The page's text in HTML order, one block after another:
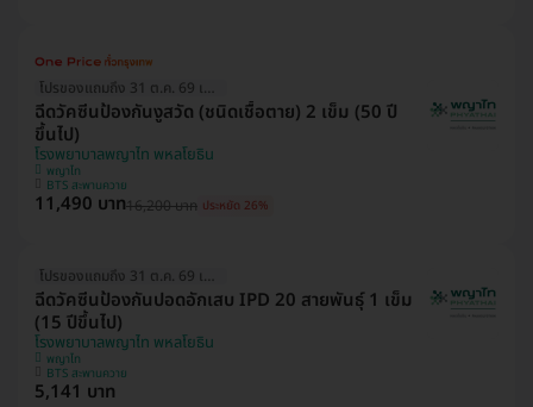
โปรของแถมถึง 31 ต.ค. 69 เท่านั้น!
ฉีดวัคซีนป้องกันงูสวัด (ชนิดเชื้อตาย) 2 เข็ม (50 ปี
ขึ้นไป)
โรงพยาบาลพญาไท พหลโยธิน
พญาไท
BTS สะพานควาย
11,490 บาท16,200 บาท ประหยัด 26%
โปรของแถมถึง 31 ต.ค. 69 เท่านั้น!
ฉีดวัคซีนป้องกันปอดอักเสบ IPD 20 สายพันธุ์ 1 เข็ม
(15 ปีขึ้นไป)
โรงพยาบาลพญาไท พหลโยธิน
พญาไท
BTS สะพานควาย
5,141 บาท